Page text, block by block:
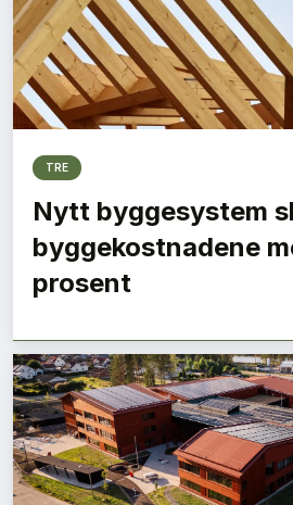
TRE
Nytt byggesystem
byggekostnadene
prosent